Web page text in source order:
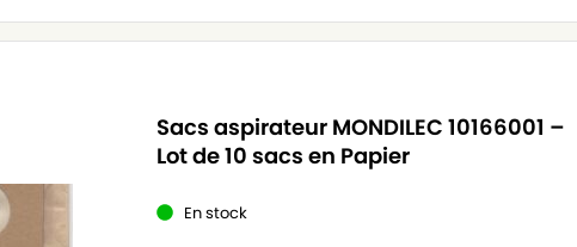
Sacs aspirateur MONDILEC 10166001 –
Lot de 10 sacs en Papier
En stock